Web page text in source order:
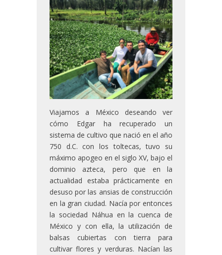
Viajamos a México deseando ver
cómo Edgar ha recuperado un
sistema de cultivo que nació en el año
750 d.C. con los toltecas, tuvo su
máximo apogeo en el siglo XV, bajo el
dominio azteca, pero que en la
actualidad estaba prácticamente en
desuso por las ansias de construcción
en la gran ciudad. Nacía por entonces
la sociedad Náhua en la cuenca de
México y con ella, la utilización de
balsas cubiertas con tierra para
cultivar flores y verduras. Nacían las